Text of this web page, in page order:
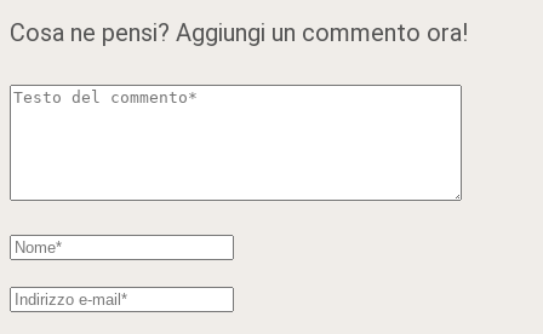
Cosa ne pensi? Aggiungi un commento ora!